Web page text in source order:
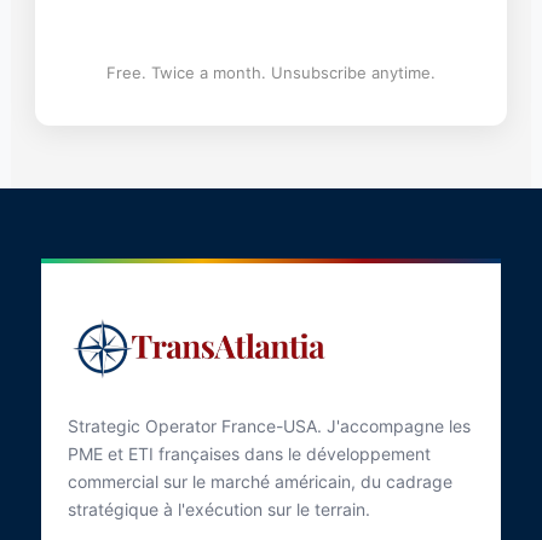
Free. Twice a month. Unsubscribe anytime.
Strategic Operator France-USA. J'accompagne les
PME et ETI françaises dans le développement
commercial sur le marché américain, du cadrage
stratégique à l'exécution sur le terrain.